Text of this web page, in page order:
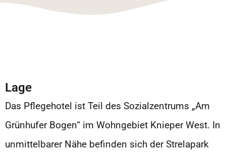
Lage
Das Pflegehotel ist Teil des Sozialzentrums „Am
Grünhufer Bogen“ im Wohngebiet Knieper West. In
unmittelbarer Nähe befinden sich der Strelapark